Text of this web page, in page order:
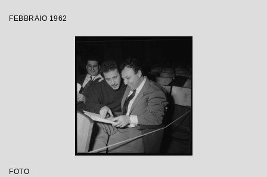
FEBBRAIO 1962
FOTO